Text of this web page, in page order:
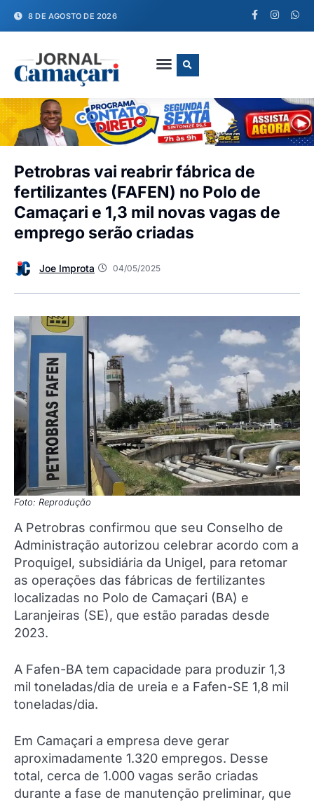
8 DE AGOSTO DE 2026
Petrobras vai reabrir fábrica de
fertilizantes (FAFEN) no Polo de
Camaçari e 1,3 mil novas vagas de
emprego serão criadas
Joe Improta 04/05/2025
Foto: Reprodução
A Petrobras confirmou que seu Conselho de
Administração autorizou celebrar acordo com a
Proquigel, subsidiária da Unigel, para retomar
as operações das fábricas de fertilizantes
localizadas no Polo de Camaçari (BA) e
Laranjeiras (SE), que estão paradas desde
2023.
A Fafen-BA tem capacidade para produzir 1,3
mil toneladas/dia de ureia e a Fafen-SE 1,8 mil
toneladas/dia.
Em Camaçari a empresa deve gerar
aproximadamente 1.320 empregos. Desse
total, cerca de 1.000 vagas serão criadas
durante a fase de manutenção preliminar, que